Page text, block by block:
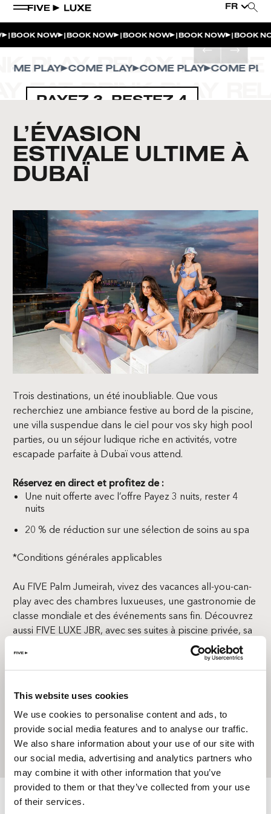
This website uses cookies
We use cookies to personalise content and ads, to
provide social media features and to analyse our traffic.
We also share information about your use of our site with
our social media, advertising and analytics partners who
may combine it with other information that you’ve
provided to them or that they’ve collected from your use
of their services.
FR
| BOOK NOW | BOOK NOW | BOOK NOW | BOOK NOW | BOOK
PLAY COME PLAY COME PLAY COME PLAY
PAYEZ 3, RESTEZ 4
L’ÉVASION
ESTIVALE ULTIME À
DUBAÏ
Trois destinations, un été inoubliable. Que vous
recherchiez une ambiance festive au bord de la piscine,
une villa suspendue dans le ciel pour vos sky high pool
parties, ou un séjour ludique riche en activités, votre
escapade parfaite à Dubaï vous attend.
Réservez en direct et profitez de :
Une nuit offerte avec l’offre Payez 3 nuits, rester 4
nuits
20 % de réduction sur une sélection de soins au spa
*Conditions générales applicables
Au FIVE Palm Jumeirah, vivez des vacances all-you-can-
play avec des chambres luxueuses, une gastronomie de
classe mondiale et des événements sans fin. Découvrez
aussi FIVE LUXE JBR, avec ses suites à piscine privée, sa
restauration primée et la scène piscine la plus glamour
de Dubaï. Enfin, FIVE Jumeirah Village vous invite dans
votre propre penthouse avec piscine privée, ambiance
RÉSERVEZ VOTRE SÉJOUR